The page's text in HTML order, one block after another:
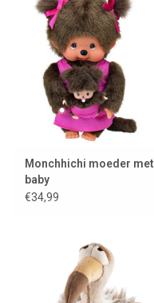
Monchhichi moeder met
baby
€34,99